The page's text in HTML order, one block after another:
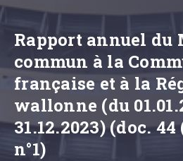
Rapport annuel du
commun à la
française et à la
wallonne (du
31.12.2023) (doc.
n°1)